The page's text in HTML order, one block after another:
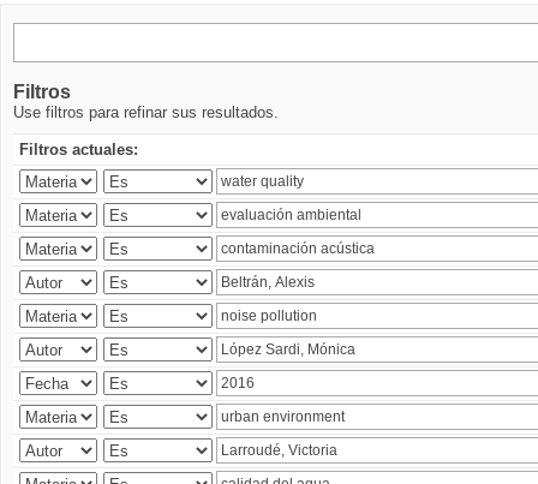
Filtros
Use filtros para refinar sus resultados.
Filtros actuales: